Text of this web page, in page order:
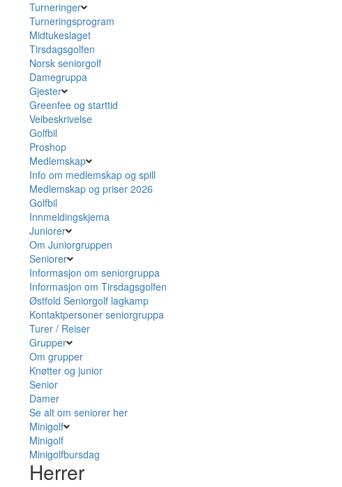
Turneringer
Turneringsprogram
Midtukeslaget
Tirsdagsgolfen
Norsk seniorgolf
Damegruppa
Gjester
Greenfee og starttid
Veibeskrivelse
Golfbil
Proshop
Medlemskap
Info om medlemskap og spill
Medlemskap og priser 2026
Golfbil
Innmeldingskjema
Juniorer
Om Juniorgruppen
Seniorer
Informasjon om seniorgruppa
Informasjon om Tirsdagsgolfen
Østfold Seniorgolf lagkamp
Kontaktpersoner seniorgruppa
Turer / Reiser
Grupper
Om grupper
Knøtter og junior
Senior
Damer
Se alt om seniorer her
Minigolf
Minigolf
Minigolfbursdag
Herrer